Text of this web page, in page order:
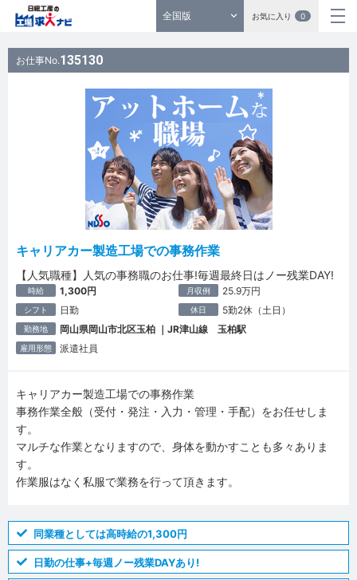
全国版 お気に入り 0
お仕事No.135130
キャリアカー製造工場での事務作業
【人気職種】人気の事務職のお仕事!毎週最終日はノー残業DAY!
時給 1,300円 月収例 25.9万円
シフト 日勤 休日 5勤2休（土日）
勤務地 岡山県岡山市北区玉柏 ｜JR津山線 玉柏駅
雇用形態 派遣社員
キャリアカー製造工場での事務作業
事務作業全般（受付・発注・入力・管理・手配）をお任せしま
す。
マルチな作業となりますので、身体を動かすことも多々ありま
す。
作業服はなく私服で業務を行って頂きます。
同業種としては高時給の1,300円
日勤の仕事+毎週ノー残業DAYあり!